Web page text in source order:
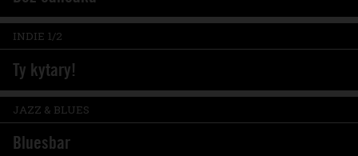
INDIE 1/2
Ty kytary!
JAZZ & BLUES
Bluesbar